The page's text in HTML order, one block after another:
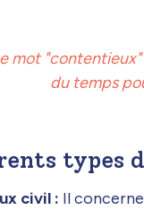
mot
du temps
types
civil : Il